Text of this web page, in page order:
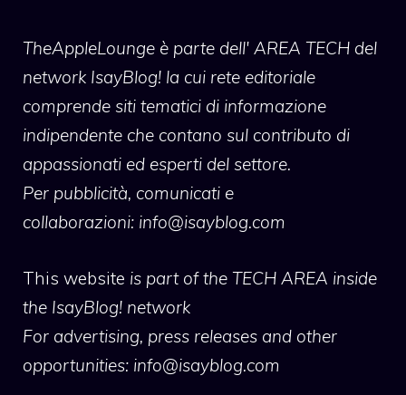
TheAppleLounge è parte dell' AREA TECH del
network IsayBlog! la cui rete editoriale
comprende siti tematici di informazione
indipendente che contano sul contributo di
appassionati ed esperti del settore.
Per pubblicità, comunicati e
collaborazioni: info@isayblog.com
This website is part of the TECH AREA inside
the IsayBlog! network
For advertising, press releases and other
opportunities: info@isayblog.com